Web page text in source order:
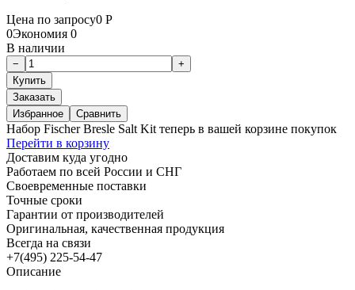
Цена по запросу0 Р
0Экономия 0
В наличии
Заказать
Избранное
Сравнить
Набор Fischer Bresle Salt Kit теперь в вашей корзине покупок
Перейти в корзину
Доставим куда угодно
Работаем по всей России и СНГ
Своевременные поставки
Точные сроки
Гарантии от производителей
Оригинальная, качественная продукция
Всегда на связи
+7(495) 225-54-47
Описание